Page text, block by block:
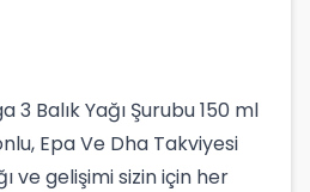
Balık Yağı Şurubu 150 ml
Epa Ve Dha Takviyesi
ve gelişimi sizin için her